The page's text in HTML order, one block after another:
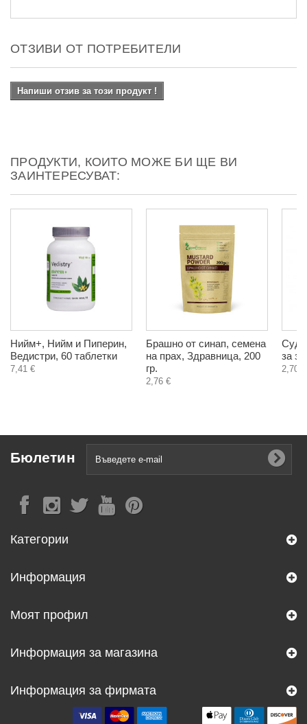
ОТЗИВИ ОТ ПОТРЕБИТЕЛИ
Напиши отзив за този продукт !
ПРОДУКТИ, КОИТО МОЖЕ БИ ЩЕ ВИ
ЗАИНТЕРЕСУВАТ:
Нийм+, Нийм и Пиперин,
Ведистри, 60 таблетки
7,41 €
Брашно от синап, семена
на прах, Здравница, 200
гр.
2,76 €
за
2,70 €
Бюлетин
Категории
Информация
Моят профил
Информация за магазина
Информация за фирмата